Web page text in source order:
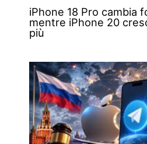
iPhone 18 Pro cambia
mentre iPhone 20
più